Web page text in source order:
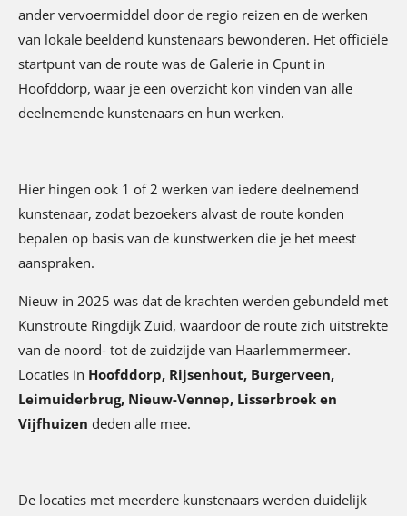
ander vervoermiddel door de regio reizen en de werken
van lokale beeldend kunstenaars bewonderen. Het officiële
startpunt van de route was de Galerie in Cpunt in
Hoofddorp, waar je een overzicht kon vinden van alle
deelnemende kunstenaars en hun werken.
Hier hingen ook 1 of 2 werken van iedere deelnemend
kunstenaar, zodat bezoekers alvast de route konden
bepalen op basis van de kunstwerken die je het meest
aanspraken.
Nieuw in 2025 was dat de krachten werden gebundeld met
Kunstroute Ringdijk Zuid, waardoor de route zich uitstrekte
van de noord- tot de zuidzijde van Haarlemmermeer.
Locaties in Hoofddorp, Rijsenhout, Burgerveen,
Leimuiderbrug, Nieuw-Vennep, Lisserbroek en
Vijfhuizen deden alle mee.
De locaties met meerdere kunstenaars werden duidelijk